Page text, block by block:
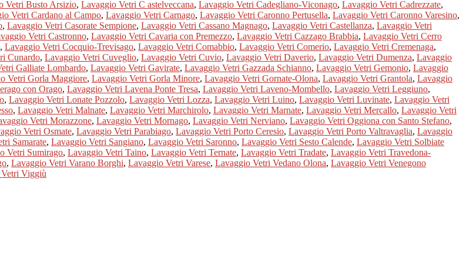
Vetri Busto Arsizio, Lavaggio Vetri C astelveccana, Lavaggio Vetri Cadegliano-Viconago, Lavaggio Vetri Cadrezzate,
Vetri Cardano al Campo, Lavaggio Vetri Carnago, Lavaggio Vetri Caronno Pertusella, Lavaggio Vetri Caronno Varesino,
, Lavaggio Vetri Casorate Sempione, Lavaggio Vetri Cassano Magnago, Lavaggio Vetri Castellanza, Lavaggio Vetri
Vetri Castronno, Lavaggio Vetri Cavaria con Premezzo, Lavaggio Vetri Cazzago Brabbia, Lavaggio Vetri Cerro
, Lavaggio Vetri Cocquio-Trevisago, Lavaggio Vetri Comabbio, Lavaggio Vetri Comerio, Lavaggio Vetri Cremenaga,
Cunardo, Lavaggio Vetri Cuveglio, Lavaggio Vetri Cuvio, Lavaggio Vetri Daverio, Lavaggio Vetri Dumenza, Lavaggio
Galliate Lombardo, Lavaggio Vetri Gavirate, Lavaggio Vetri Gazzada Schianno, Lavaggio Vetri Gemonio, Lavaggio
Vetri Gorla Maggiore, Lavaggio Vetri Gorla Minore, Lavaggio Vetri Gornate-Olona, Lavaggio Vetri Grantola, Lavaggio
con Orago, Lavaggio Vetri Lavena Ponte Tresa, Lavaggio Vetri Laveno-Mombello, Lavaggio Vetri Leggiuno,
, Lavaggio Vetri Lonate Pozzolo, Lavaggio Vetri Lozza, Lavaggio Vetri Luino, Lavaggio Vetri Luvinate, Lavaggio Vetri
, Lavaggio Vetri Malnate, Lavaggio Vetri Marchirolo, Lavaggio Vetri Marnate, Lavaggio Vetri Mercallo, Lavaggio Vetri
Vetri Morazzone, Lavaggio Vetri Mornago, Lavaggio Vetri Nerviano, Lavaggio Vetri Oggiona con Santo Stefano,
Vetri Osmate, Lavaggio Vetri Parabiago, Lavaggio Vetri Porto Ceresio, Lavaggio Vetri Porto Valtravaglia, Lavaggio
Samarate, Lavaggio Vetri Sangiano, Lavaggio Vetri Saronno, Lavaggio Vetri Sesto Calende, Lavaggio Vetri Solbiate
Vetri Sumirago, Lavaggio Vetri Taino, Lavaggio Vetri Ternate, Lavaggio Vetri Tradate, Lavaggio Vetri Travedona-
, Lavaggio Vetri Varano Borghi, Lavaggio Vetri Varese, Lavaggio Vetri Vedano Olona, Lavaggio Vetri Venegono
Viggiù